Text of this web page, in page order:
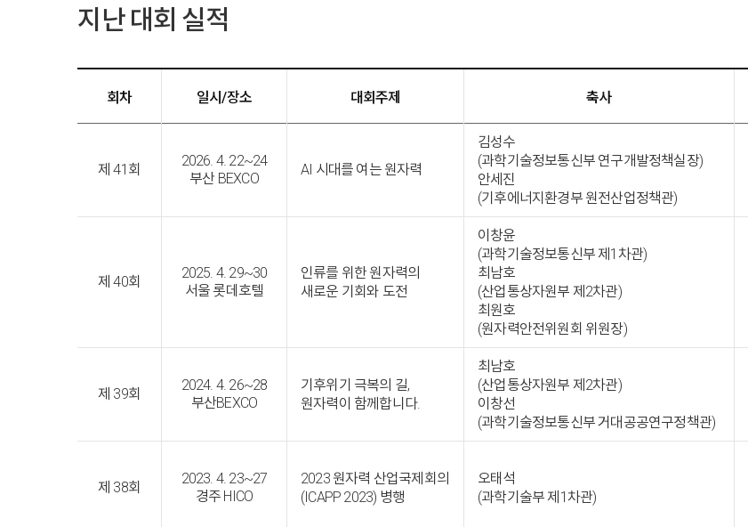
지난 대회 실적
회차 일시/장소 대회주제 축사
제 41회
2026. 4. 22~24
부산 BEXCO
AI 시대를 여는 원자력
김성수
(과학기술정보통신부 연구개발정책실장)
안세진
(기후에너지환경부 원전산업정책관)
제 40회
2025. 4. 29~30
서울 롯데호텔
인류를 위한 원자력의
새로운 기회와 도전
이창윤
(과학기술정보통신부 제1차관)
최남호
(산업통상자원부 제2차관)
최원호
(원자력안전위원회 위원장)
제 39회
2024. 4. 26~28
부산BEXCO
기후위기 극복의 길,
원자력이 함께합니다.
최남호
(산업통상자원부 제2차관)
이창선
(과학기술정보통신부 거대공공연구정책관)
제 38회
2023. 4. 23~27
경주 HICO
2023 원자력 산업국제회의
(ICAPP 2023) 병행
오태석
(과학기술부 제1차관)